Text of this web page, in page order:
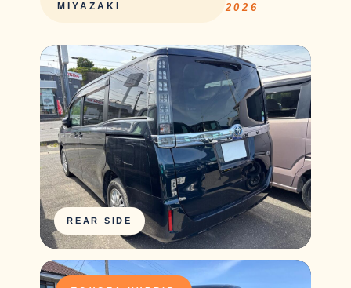
MIYAZAKI
2026
REAR SIDE